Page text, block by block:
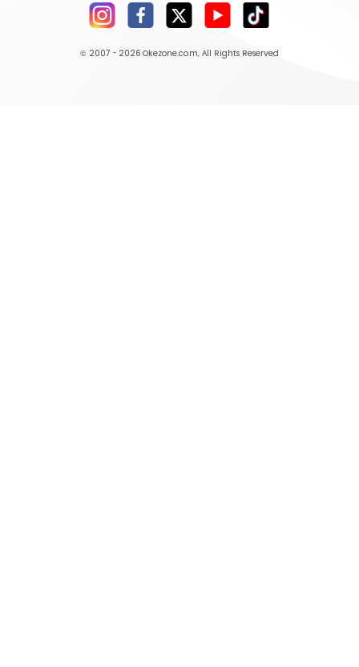
© 2007 - 2026 Okezone.com, All Rights Reserved